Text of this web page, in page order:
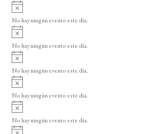
o
A
v
i
o
No hay ningún evento este día.
A
v
i
o
No hay ningún evento este día.
A
v
i
o
No hay ningún evento este día.
A
v
i
o
No hay ningún evento este día.
A
v
i
No hay ningún evento este día.
A